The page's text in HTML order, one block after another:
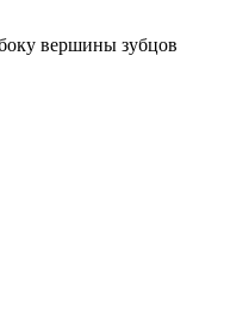
вершины зубцов